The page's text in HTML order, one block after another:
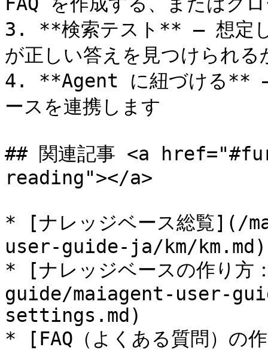
3. **検索テスト** — 想定し
が正しい答えを見つけられ
4. **Agent に紐づける** —
ースを連携します
## 関連記事 <a
reading"></a>
* [ナレッジベース総覧](/
user-guide-ja/km/km.md)
* [ナレッジベースの作り
guide/maiagent-user-
settings.md)
* [FAQ（よくある質問）